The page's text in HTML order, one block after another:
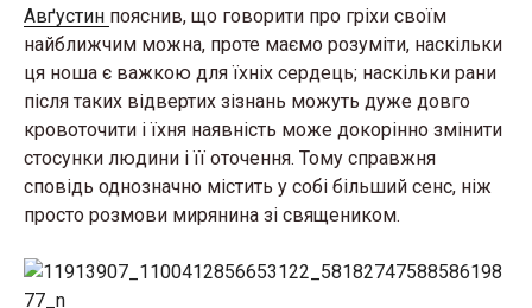
Авґустин пояснив, що говорити про гріхи своїм
найближчим можна, проте маємо розуміти, наскільки
ця ноша є важкою для їхніх сердець; наскільки рани
після таких відвертих зізнань можуть дуже довго
кровоточити і їхня наявність може докорінно змінити
стосунки людини і її оточення. Тому справжня
сповідь однозначно містить у собі більший сенс, ніж
просто розмови мирянина зі священиком.